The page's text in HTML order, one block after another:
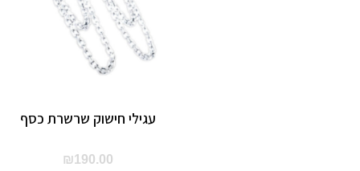
עגילי חישוק שרשרת כסף
₪190.00